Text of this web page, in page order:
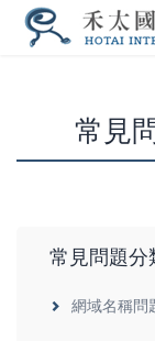
常見
常見問題分
網域名稱問